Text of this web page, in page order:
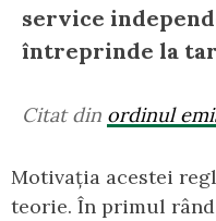
service
întreprinde la
Citat din ordinul
Motivația acestei
teorie. În primul